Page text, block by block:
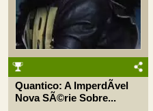
Quantico: A ImperdÃ­vel
Nova SÃ©rie Sobre...